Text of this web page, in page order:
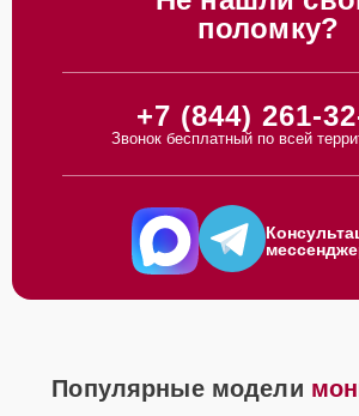
поломку?
+7 (844) 261-
Звонок бесплатный по всей
Популярные модели